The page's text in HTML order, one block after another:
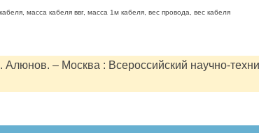
масса кабеля ввг, масса 1м кабеля, вес провода, вес кабеля
– Москва : Всероссийский научно-